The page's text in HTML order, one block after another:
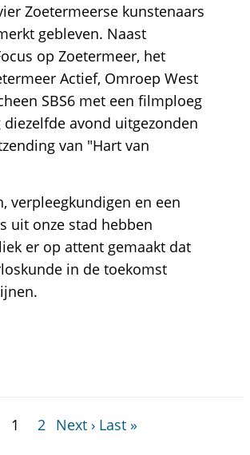
Zoetermeerse kunstenaars
gebleven. Naast
op Zoetermeer, het
Actief, Omroep West
SBS6 met een filmploeg
avond uitgezonden
van "Hart van
verpleegkundigen en een
uit onze stad hebben
er op attent gemaakt dat
in de toekomst
1 2 Next › Last »